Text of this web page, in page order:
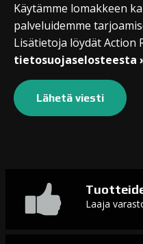
Käytämme lomakkeen
palveluidemme
Lisätietoja löydät Action
tietosuojaselosteesta
Laaja